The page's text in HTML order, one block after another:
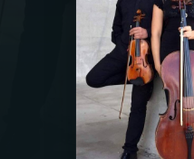
PROGRAMAS
PODCASTS
VIDEOCASTS